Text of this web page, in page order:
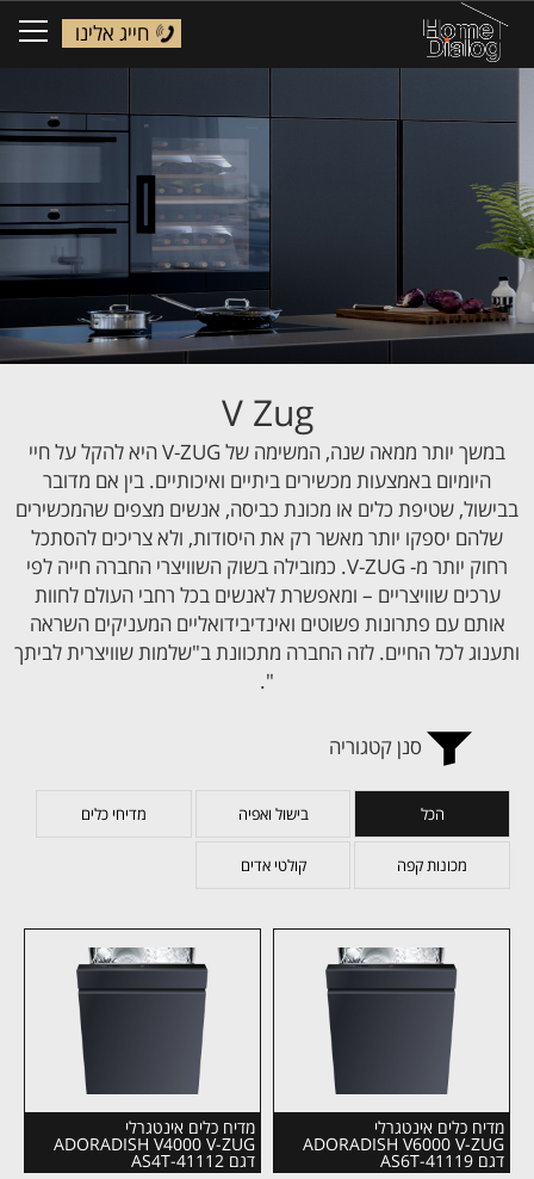
חייג אלינו
V Zug
במשך יותר ממאה שנה, המשימה של V-ZUG היא להקל על חיי
היומיום באמצעות מכשירים ביתיים ואיכותיים. בין אם מדובר
בבישול, שטיפת כלים או מכונת כביסה, אנשים מצפים שהמכשירים
שלהם יספקו יותר מאשר רק את היסודות, ולא צריכים להסתכל
רחוק יותר מ- V-ZUG. כמובילה בשוק השוויצרי החברה חייה לפי
ערכים שוויצריים – ומאפשרת לאנשים בכל רחבי העולם לחוות
אותם עם פתרונות פשוטים ואינדיבידואליים המעניקים השראה
ותענוג לכל החיים. לזה החברה מתכוונת ב"שלמות שוויצרית לביתך
".
סנן קטגוריה
הכל בישול ואפיה מדיחי כלים
מכונות קפה קולטי אדים
מדיח כלים אינטגרלי
ADORADISH V6000 V-ZUG
דגם AS6T-41119
מדיח כלים אינטגרלי
ADORADISH V4000 V-ZUG
דגם AS4T-41112